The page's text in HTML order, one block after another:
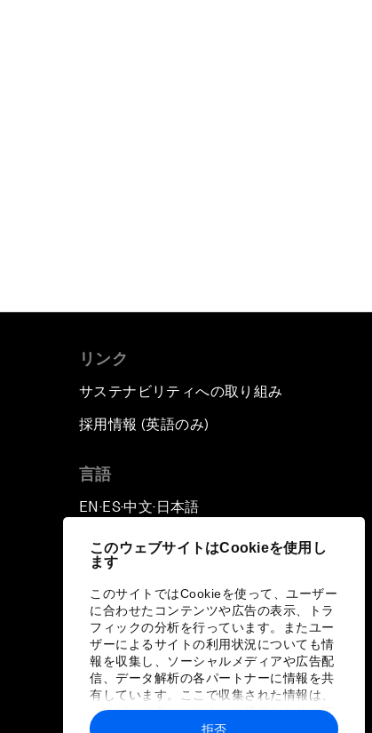
このウェブサイトはCookieを使用し
ます
このサイトではCookieを使って、ユーザー
に合わせたコンテンツや広告の表示、トラ
フィックの分析を行っています。またユー
ザーによるサイトの利用状況についても情
報を収集し、ソーシャルメディアや広告配
信、データ解析の各パートナーに情報を共
有しています。ここで収集された情報は、
ユーザーが各パートナーに提供した他の情
報や各パートナーのサービスを使用した際
拒否
リンク
サステナビリティへの取り組み
採用情報 (英語のみ)
言語
EN ▪ ES▪中文▪ 日本語